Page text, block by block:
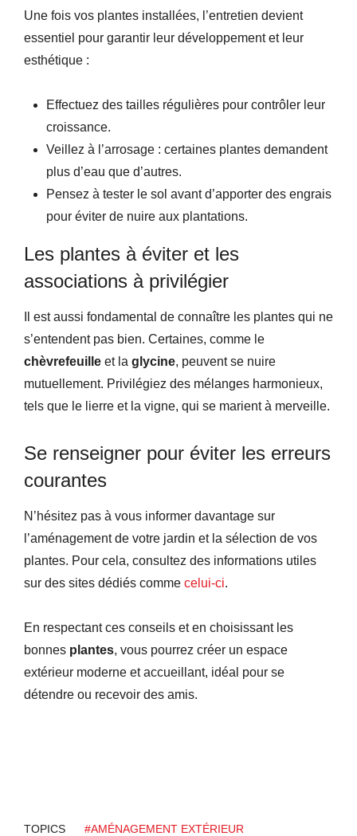
Une fois vos plantes installées, l’entretien devient
essentiel pour garantir leur développement et leur
esthétique :
Effectuez des tailles régulières pour contrôler leur
croissance.
Veillez à l’arrosage : certaines plantes demandent
plus d’eau que d’autres.
Pensez à tester le sol avant d’apporter des engrais
pour éviter de nuire aux plantations.
Les plantes à éviter et les
associations à privilégier
Il est aussi fondamental de connaître les plantes qui ne
s’entendent pas bien. Certaines, comme le
chèvrefeuille et la glycine, peuvent se nuire
mutuellement. Privilégiez des mélanges harmonieux,
tels que le lierre et la vigne, qui se marient à merveille.
Se renseigner pour éviter les erreurs
courantes
N’hésitez pas à vous informer davantage sur
l’aménagement de votre jardin et la sélection de vos
plantes. Pour cela, consultez des informations utiles
sur des sites dédiés comme celui-ci.
En respectant ces conseils et en choisissant les
bonnes plantes, vous pourrez créer un espace
extérieur moderne et accueillant, idéal pour se
détendre ou recevoir des amis.
TOPICS
#AMÉNAGEMENT EXTÉRIEUR